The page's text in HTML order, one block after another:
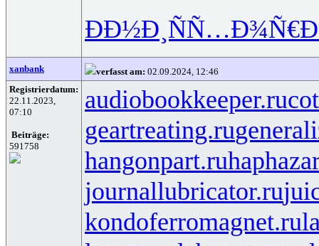
ÐÐ½Ð¸Ñ
xanbank verfasst am: 02.09.2024, 12:46
Registrierdatum:
22.11.2023,
07:10
Beiträge:
591758
audiobookkeeper.ru
geartreating.ru
hangonpart.ru
journallubricator.ru
kondoferromagnet.ru